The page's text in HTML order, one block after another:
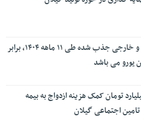
سرمایه گذاری داخلی و خارجی جذب شده طی ۱۱ ماهه ۱۴۰۴، برابر
بیش از ۲۵ میلیارد تومان کمک هزینه ازدواج به بیمه
اجتماعی گیلان